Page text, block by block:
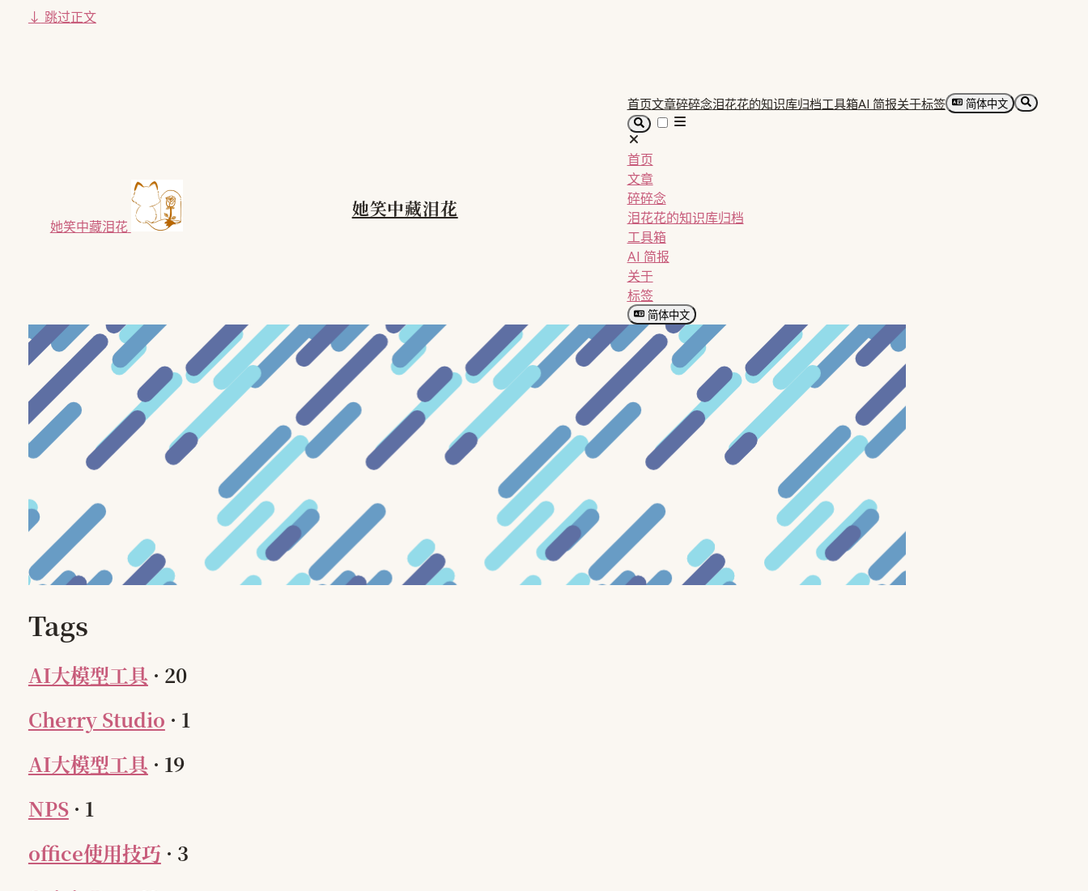
↓ 跳过正文
她笑中藏泪花
她笑中藏泪花
首页文章碎碎念泪花花的知识库归档工具箱AI 简报关于标签 简体中文
首页
文章
碎碎念
泪花花的知识库归档
工具箱
AI 简报
关于
标签
简体中文
Tags
AI大模型工具 · 20
Cherry Studio · 1
AI大模型工具 · 19
NPS · 1
office使用技巧 · 3